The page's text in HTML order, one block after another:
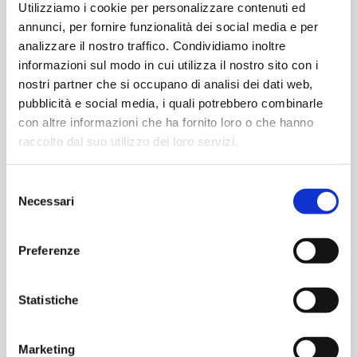
Utilizziamo i cookie per personalizzare contenuti ed
annunci, per fornire funzionalità dei social media e per
analizzare il nostro traffico. Condividiamo inoltre
informazioni sul modo in cui utilizza il nostro sito con i
nostri partner che si occupano di analisi dei dati web,
pubblicità e social media, i quali potrebbero combinarle
con altre informazioni che ha fornito loro o che hanno
raccolto dal suo utilizzo dei loro servizi.
delNecessari
Preferenze
Statistiche
Marketing
€38,00
Convertitore
da
analogico
+
Aggiungi
€19,00
-Convertitore
da
AV/RCA
a
+
Aggiungi
Convertitore spina
€
Deviatore unipolare a